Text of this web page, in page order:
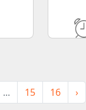
... 15 16 ›